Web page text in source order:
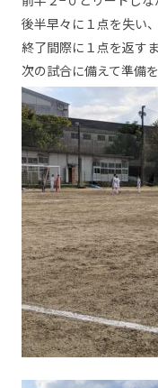
後半早々に１点を失い
終了間際に１点を返す
次の試合に備えて準備を